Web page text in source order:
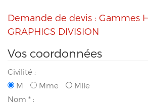
Demande de devis : Gammes
GRAPHICS DIVISION
Vos coordonnées
Civilité :
M
Mme
Mlle
Nom * :